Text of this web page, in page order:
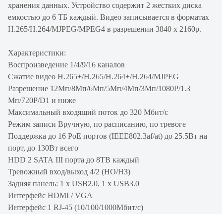
хранения данных. Устройство содержит 2 жестких диска
емкостью до 6 ТБ каждый. Видео записывается в форматах
H.265/H.264/MJPEG/MPEG4 в разрешении 3840 x 2160p.
Характеристики:
Воспроизведение 1/4/9/16 каналов
Сжатие видео H.265+/H.265/H.264+/H.264/MJPEG
Разрешение 12Мп/8Мп/6Мп/5Мп/4Мп/3Мп/1080P/1.3
Мп/720P/D1 и ниже
Максимальный входящий поток до 320 Мбит/с
Режим записи Вручную, по расписанию, по тревоге
Поддержка до 16 PoE портов (IEEE802.3af/at) до 25.5Вт на
порт, до 130Вт всего
HDD 2 SATA III порта до 8TB каждый
Тревожный вход/выход 4/2 (НО/НЗ)
Задняя панель: 1 x USB2.0, 1 x USB3.0
Интерфейс HDMI / VGA
Интерфейс 1 RJ-45 (10/100/1000Мбит/с)